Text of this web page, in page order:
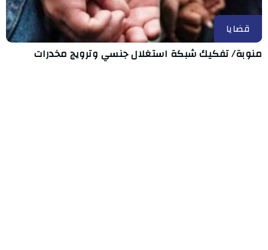
قضايا
منوبة/ تفكيك شبكة استغلال جنسي وترويج مخدرات